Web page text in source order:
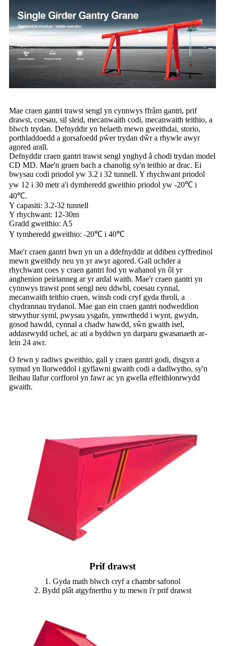
Mae craen gantri trawst sengl yn cynnwys ffrâm gantri, prif
drawst, coesau, sil sleid, mecanwaith codi, mecanwaith teithio, a
blwch trydan. Defnyddir yn helaeth mewn gweithdai, storio,
porthladdoedd a gorsafoedd pŵer trydan dŵr a rhywle awyr
agored arall.
Defnyddir craen gantri trawst sengl ynghyd â chodi trydan model
CD MD. Mae'n graen bach a chanolig sy'n teithio ar drac. Ei
bwysau codi priodol yw 3.2 i 32 tunnell. Y rhychwant priodol
yw 12 i 30 metr a'i dymheredd gweithio priodol yw -20℃ i
40℃.
Y capasiti: 3.2-32 tunnell
Y rhychwant: 12-30m
Gradd gweithio: A5
Y tymheredd gweithio: -20℃ i 40℃
Mae'r craen gantri hwn yn un a ddefnyddir at ddiben cyffredinol
mewn gweithdy neu yn yr awyr agored. Gall uchder a
rhychwant coes y craen gantri fod yn wahanol yn ôl yr
anghenion peirianneg ar yr ardal waith. Mae'r craen gantri yn
cynnwys trawst pont sengl neu ddwbl, coesau cynnal,
mecanwaith teithio craen, winsh codi cryf gyda throli, a
chydrannau trydanol. Mae gan ein craen gantri nodweddion
strwythur syml, pwysau ysgafn, ymwrthedd i wynt, gwydn,
gosod hawdd, cynnal a chadw hawdd, sŵn gwaith isel,
addasrwydd uchel, ac ati a byddwn yn darparu gwasanaeth ar-
lein 24 awr.
O fewn y radiws gweithio, gall y craen gantri godi, disgyn a
symud yn llorweddol i gyflawni gwaith codi a dadlwytho, sy'n
lleihau llafur corfforol yn fawr ac yn gwella effeithlonrwydd
gwaith.
Prif drawst
1. Gyda math blwch cryf a chambr safonol
2. Bydd plât atgyfnerthu y tu mewn i'r prif drawst